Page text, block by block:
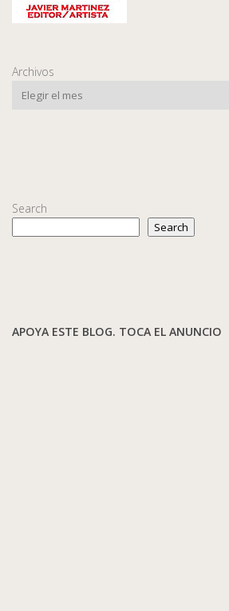
Archivos
Search
Search
APOYA ESTE BLOG. TOCA EL ANUNCIO